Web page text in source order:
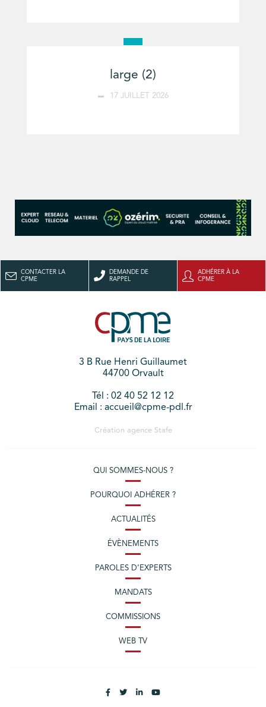
large (2)
17 JUILLET 2026
CONTACTER LA
CPME
DEMANDE DE
RAPPEL
ADHÉRER À LA
CPME
3 B Rue Henri Guillaumet
44700 Orvault
Tél : 02 40 52 12 12
Email : accueil@cpme-pdl.fr
Création agence Stafe
QUI SOMMES-NOUS ?
POURQUOI ADHÉRER ?
ACTUALITÉS
ÉVÈNEMENTS
PAROLES D’EXPERTS
MANDATS
COMMISSIONS
WEB TV